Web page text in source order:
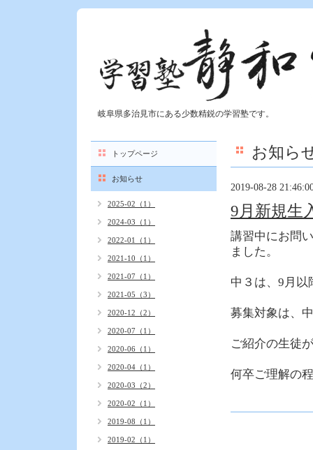
岐阜県多治見市にある少数精鋭の学習塾です。
お知ら
2019-08-28
9月新規生
講習中にお問
ました。
中３は、9月
募集対象は、
ご紹介の生徒
何卒ご理解の
トップページ
お知らせ
2025-02（1）
2024-03（1）
2022-01（1）
2021-10（1）
2021-07（1）
2021-05（3）
2020-12（2）
2020-07（1）
2020-06（1）
2020-04（1）
2020-03（2）
2020-02（1）
2019-08（1）
2019-02（1）